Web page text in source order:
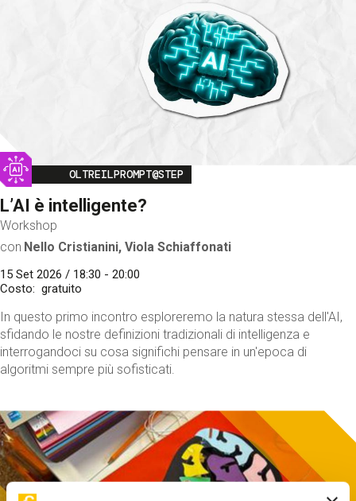
Image
OLTREILPROMPT@STEP
L’AI è intelligente?
Workshop
con Nello Cristianini, Viola Schiaffonati
15 Set 2026 / 18:30 - 20:00
Costo
gratuito
In questo primo incontro esploreremo la natura stessa dell'AI,
sfidando le nostre definizioni tradizionali di intelligenza e
interrogandoci su cosa significhi pensare in un'epoca di
algoritmi sempre più sofisticati.